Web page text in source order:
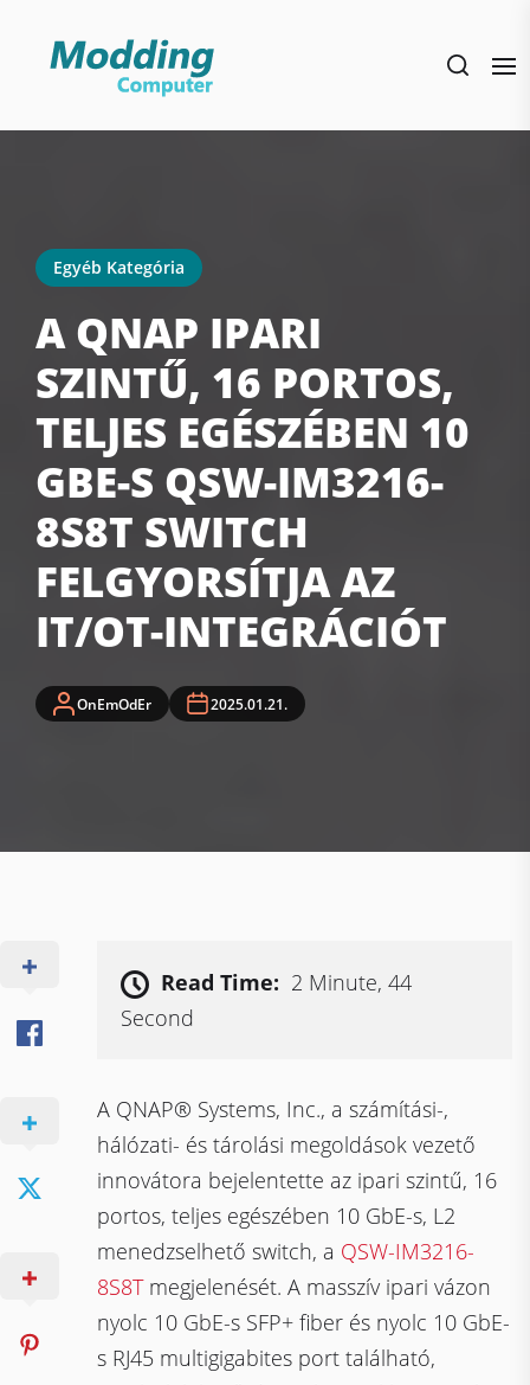
Egyéb Kategória
A QNAP IPARI
SZINTŰ, 16 PORTOS,
TELJES EGÉSZÉBEN 10
GBE-S QSW-IM3216-
8S8T SWITCH
FELGYORSÍTJA AZ
IT/OT-INTEGRÁCIÓT
OnEmOdEr 2025.01.21.
Read Time: 2 Minute, 44
Second
A QNAP® Systems, Inc., a számítási-,
hálózati- és tárolási megoldások vezető
innovátora bejelentette az ipari szintű, 16
portos, teljes egészében 10 GbE-s, L2
menedzselhető switch, a QSW-IM3216-
8S8Tmegjelenését. A masszív ipari vázon
nyolc 10 GbE-s SFP+ fiber és nyolc 10 GbE-
s RJ45 multigigabites port található,